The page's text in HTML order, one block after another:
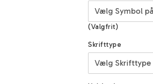
(Valgfrit)
Skrifttype